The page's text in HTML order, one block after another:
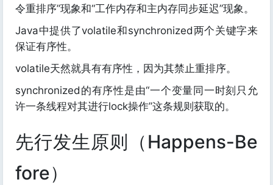
令重排序”现象和“工作内存和主内存同步延迟”现象。
Java中提供了volatile和synchronized两个关键字来
保证有序性。
volatile天然就具有有序性，因为其禁止重排序。
synchronized的有序性是由“一个变量同一时刻只允
许一条线程对其进行lock操作”这条规则获取的。
先行发生原则（Happens-Be
fore）